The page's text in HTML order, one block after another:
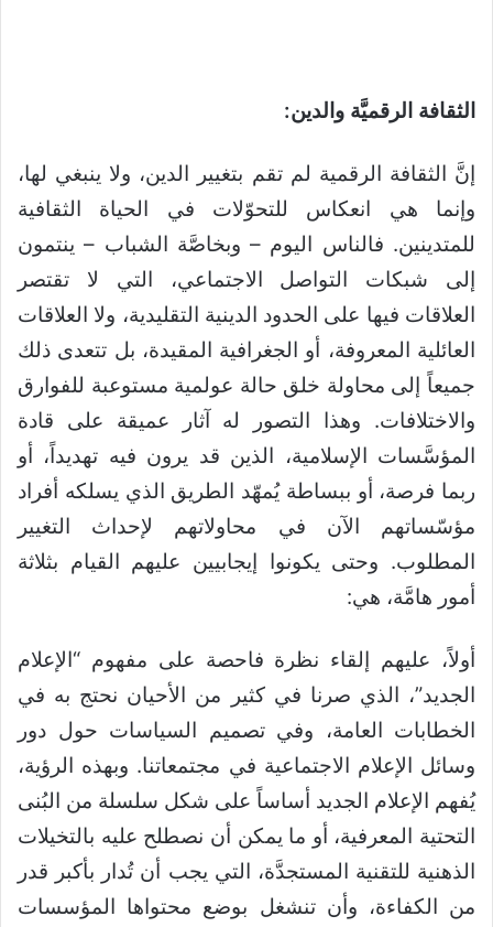
الثقافة الرقميَّة والدين:
إنَّ الثقافة الرقمية لم تقم بتغيير الدين، ولا ينبغي لها،
وإنما هي انعكاس للتحوّلات في الحياة الثقافية
للمتدينين. فالناس اليوم – وبخاصَّة الشباب – ينتمون
إلى شبكات التواصل الاجتماعي، التي لا تقتصر
العلاقات فيها على الحدود الدينية التقليدية، ولا العلاقات
العائلية المعروفة، أو الجغرافية المقيدة، بل تتعدى ذلك
جميعاً إلى محاولة خلق حالة عولمية مستوعبة للفوارق
والاختلافات. وهذا التصور له آثار عميقة على قادة
المؤسَّسات الإسلامية، الذين قد يرون فيه تهديداً، أو
ربما فرصة، أو ببساطة يُمهّد الطريق الذي يسلكه أفراد
مؤسّساتهم الآن في محاولاتهم لإحداث التغيير
المطلوب. وحتى يكونوا إيجابيين عليهم القيام بثلاثة
أمور هامَّة، هي:
أولاً، عليهم إلقاء نظرة فاحصة على مفهوم “الإعلام
الجديد”، الذي صرنا في كثير من الأحيان نحتج به في
الخطابات العامة، وفي تصميم السياسات حول دور
وسائل الإعلام الاجتماعية في مجتمعاتنا. وبهذه الرؤية،
يُفهم الإعلام الجديد أساساً على شكل سلسلة من البُنى
التحتية المعرفية، أو ما يمكن أن نصطلح عليه بالتخيلات
الذهنية للتقنية المستجدَّة، التي يجب أن تُدار بأكبر قدر
من الكفاءة، وأن تنشغل بوضع محتواها المؤسسات